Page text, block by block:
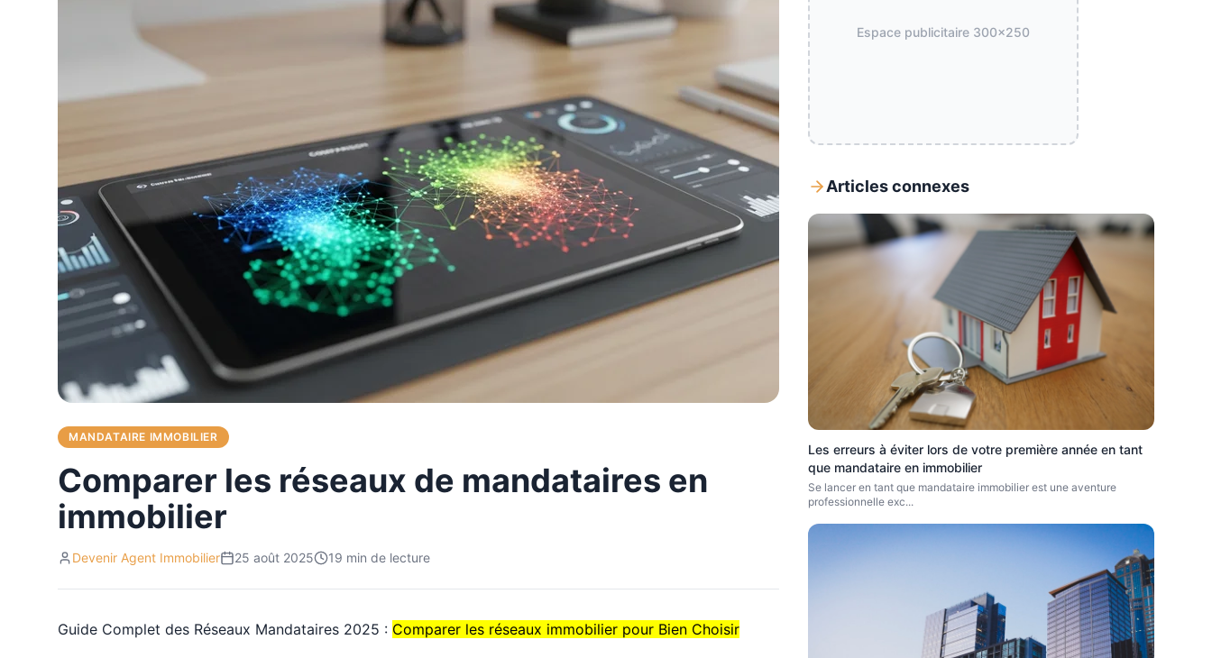
MANDATAIRE IMMOBILIER
Comparer les réseaux de mandataires en
immobilier
Devenir Agent Immobilier 25 août 2025 19 min de lecture
Guide Complet des Réseaux Mandataires 2025 : Comparer les réseaux immobilier pour Bien Choisir
Espace publicitaire 300x250
Articles connexes
Les erreurs à éviter lors de votre première année en tant
que mandataire en immobilier
Se lancer en tant que mandataire immobilier est une aventure
professionnelle exc...